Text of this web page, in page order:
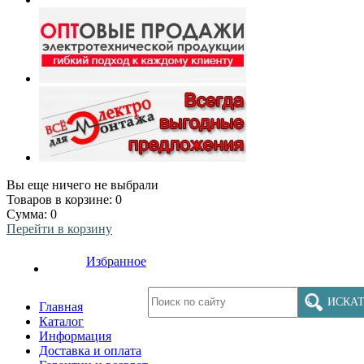
Вы еще ничего не выбрали
Товаров в корзине: 0
Сумма: 0
Перейти в корзину
Избранное
Главная
Каталог
Информация
Доставка и оплата